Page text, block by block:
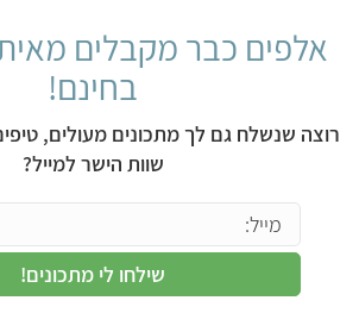
אלפים כבר מקבלים
בחינם!
רוצה שנשלח גם לך מתכונים מעולים,
שוות הישר למייל?
שילחו לי מתכונים!